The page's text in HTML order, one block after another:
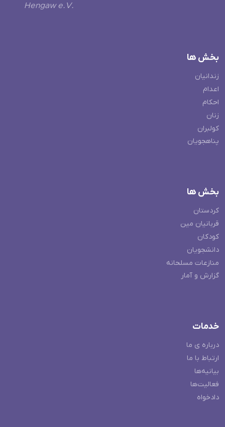
Hengaw e.V.
بخش ها
زندانیان
اعدام
احکام
زنان
کولبران
پناهجویان
بخش ها
کردستان
قربانیان مین
کودکان
دانشجویان
منازعات مسلحانه
گزارش و آمار
خدمات
درباره ی ما
ارتباط با ما
بیانیه‌ها
فعالیت‌ها
دادخواه